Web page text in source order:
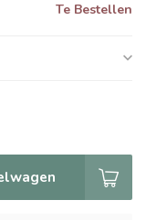
Te Bestellen